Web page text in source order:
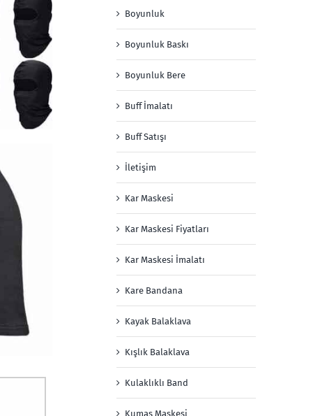
Boyunluk
Boyunluk Baskı
Boyunluk Bere
Buff İmalatı
Buff Satışı
İletişim
Kar Maskesi
Kar Maskesi Fiyatları
Kar Maskesi İmalatı
Kare Bandana
Kayak Balaklava
Kışlık Balaklava
Kulaklıklı Band
Kumaş Maskesi